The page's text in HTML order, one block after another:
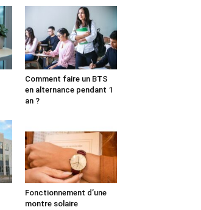
Comment faire un BTS
en alternance pendant 1
an ?
Fonctionnement d’une
montre solaire